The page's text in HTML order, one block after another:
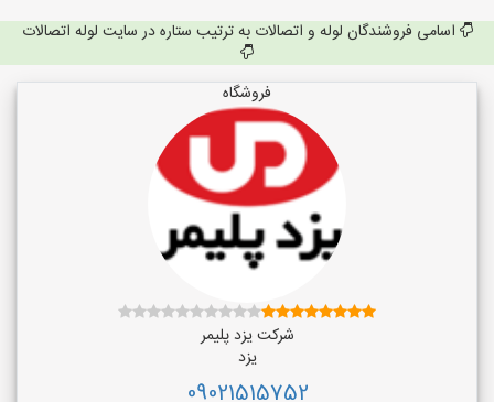
اسامی فروشندگان لوله و اتصالات به ترتیب ستاره در سایت لوله اتصالات
فروشگاه
شرکت یزد پلیمر
یزد
09021515752